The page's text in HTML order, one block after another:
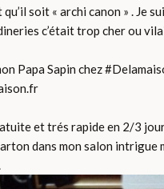
soit « archi canon » . Je
c’était trop cher ou
Papa Sapin chez
et trés rapide en 2/3
dans mon salon intrigue